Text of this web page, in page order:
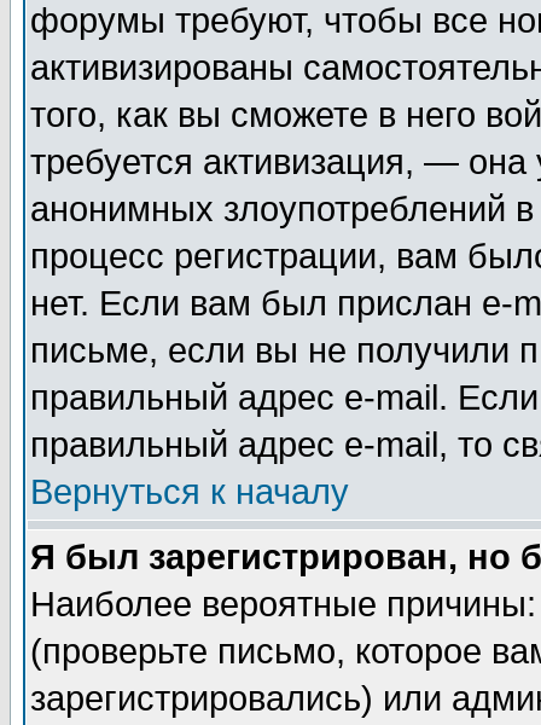
форумы требуют, чтобы все
активизированы
того, как вы сможете в него
требуется активизация, —
анонимных злоупотреблений
процесс регистрации, вам
нет. Если вам был прислан e-
письме, если вы не получили
правильный адрес e-mail.
правильный адрес e-mail, то
Вернуться к началу
Я был зарегистрирован, но
Наиболее вероятные
(проверьте письмо, которое
зарегистрировались) или